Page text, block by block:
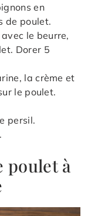
en
de poulet.
le beurre,
Dorer 5
la crème et
le poulet.
persil.
poulet à